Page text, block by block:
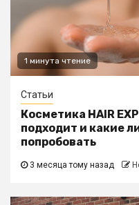
1 минута чтение
Статьи
Косметика HAIR
подходит и какие
попробовать
3 месяца тому назад